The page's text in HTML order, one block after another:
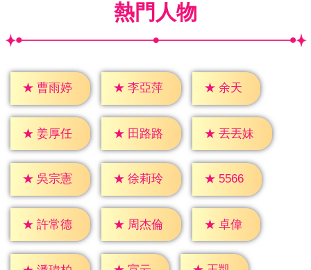
熱門人物
★ 曹雨婷 ★ 李亞萍 ★ 余天
★ 姜厚任 ★ 田路路 ★ 丟丟妹
★ 吳宗憲 ★ 徐莉玲 ★ 5566
★ 許常德 ★ 周杰倫 ★ 卓偉